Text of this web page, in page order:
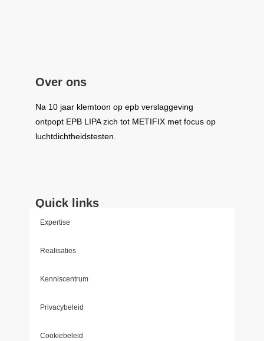
Over ons
Na 10 jaar klemtoon op epb verslaggeving
ontpopt EPB LIPAzich tot METIFIX met focus op
luchtdichtheidstesten.
Quick links
Expertise
Realisaties
Kenniscentrum
Privacybeleid
Cookiebeleid